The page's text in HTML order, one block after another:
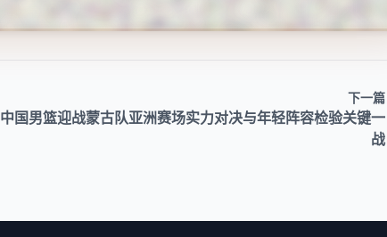
下一篇
中国男篮迎战蒙古队亚洲赛场实力对决与年轻阵容检验关键一
战